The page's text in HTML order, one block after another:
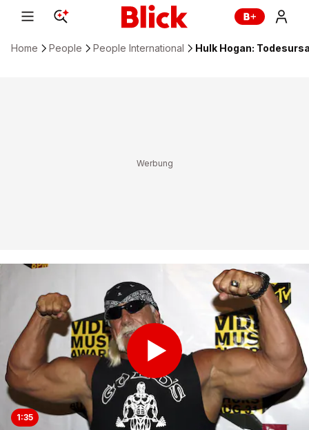
Home People People International Hulk Hogan:
1:35